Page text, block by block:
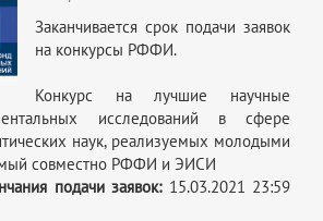
Заканчивается срок подачи заявок
на конкурсы РФФИ.
Конкурс на лучшие научные
исследований в сфере
наук, реализуемых молодыми
совместно РФФИ и ЭИСИ
подачи заявок:15.03.2021 23:59